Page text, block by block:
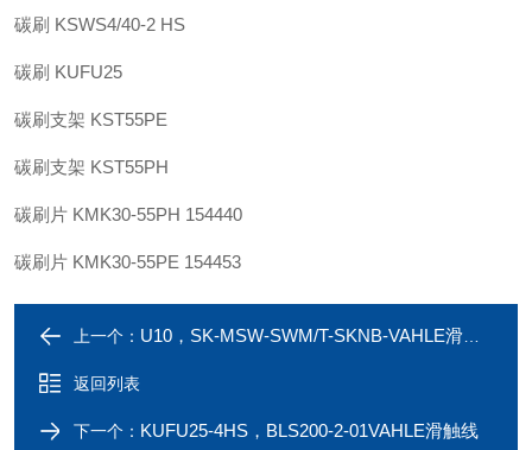
碳刷 KSWS4/40-2 HS
碳刷 KUFU25
碳刷支架 KST55PE
碳刷支架 KST55PH
碳刷片 KMK30-55PH 154440
碳刷片 KMK30-55PE 154453
上一个： U10，SK-MSW-SWM/T-SKNB-VAHLE滑触线
返回列表
下一个： KUFU25-4HS，BLS200-2-01VAHLE滑触线